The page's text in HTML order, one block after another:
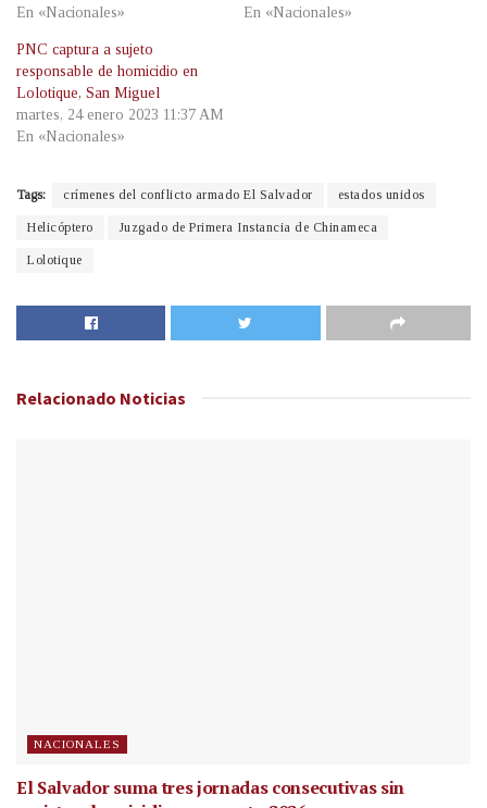
En «Nacionales»
En «Nacionales»
PNC captura a sujeto
responsable de homicidio en
Lolotique, San Miguel
martes, 24 enero 2023 11:37 AM
En «Nacionales»
Tags: crímenes del conflicto armado El Salvador estados unidos
Helicóptero Juzgado de Primera Instancia de Chinameca
Lolotique
Relacionado Noticias
NACIONALES
El Salvador suma tres jornadas consecutivas sin